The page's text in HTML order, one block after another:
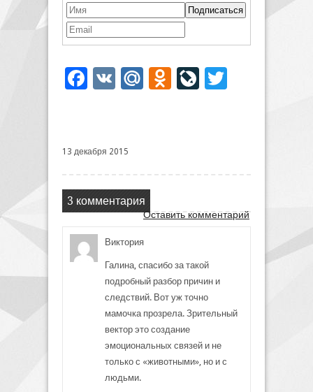
Facebook
VK Mail.Ru Odnoklassniki
LiveJournal
13 декабря 2015
3 комментария
Оставить комментарий
Виктория
Галина, спасибо за такой
подробный разбор причин и
следствий. Вот уж точно
мамочка прозрела. Зрительный
вектор это создание
эмоциональных связей и не
только с «животными», но и с
людьми.